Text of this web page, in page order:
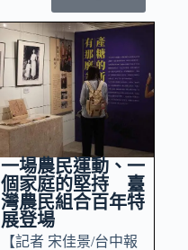
一場農民運動、一
個家庭的堅持 臺
灣農民組合百年特
展登場
【記者 宋佳景/台中報